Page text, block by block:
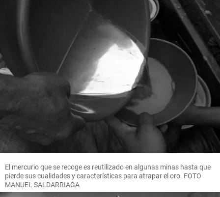
El mercurio que se recoge es reutilizado en algunas minas hasta que
pierde sus cualidades y características para atrapar el oro. FOTO
MANUEL SALDARRIAGA